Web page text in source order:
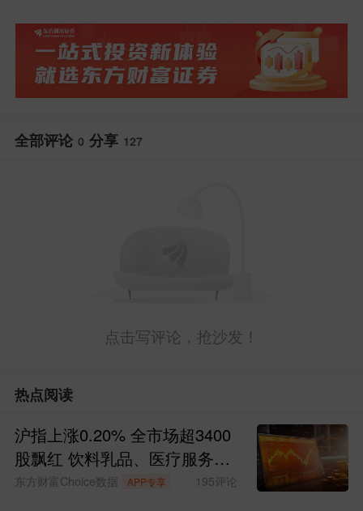
小买的投资策略即可。
对于科技牛依旧保有信仰，继续拥抱大科
坐在一张桌子上的，潜力无限。
全部评论 0 分享 127
点击写评论，抢沙发！
热点阅读
沪指上涨0.20% 全市场超3400
股飘红 饮料乳品、医疗服务领
涨
东方财富Choice数据 APP专享 195评论